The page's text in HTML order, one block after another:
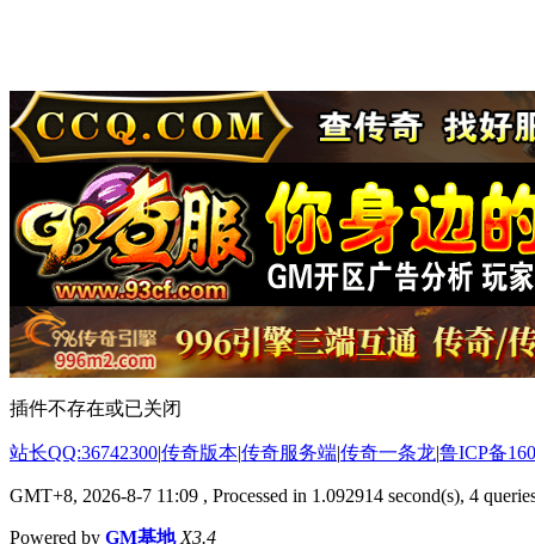
插件不存在或已关闭
站长QQ:36742300|传奇版本|传奇服务端|传奇一条龙|鲁ICP备
GMT+8, 2026-8-7 11:09 , Processed in 1.092914 second(s), 4
Powered by GM基地 X3.4